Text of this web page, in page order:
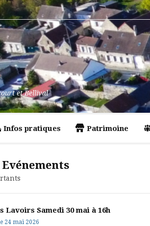
et Bellival
Infos pratiques Patrimoine
Evénements
Lavoirs Samedi 30 mai à 16h
24 mai 2026